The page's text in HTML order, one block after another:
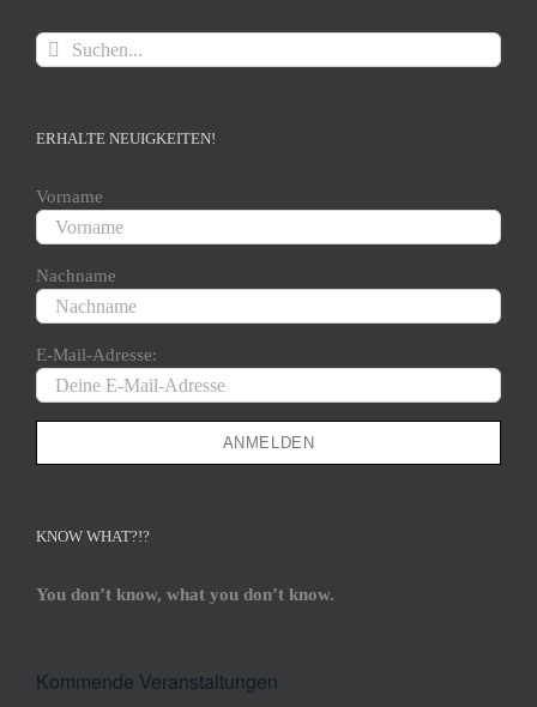
Suche
nach:
ERHALTE NEUIGKEITEN!
Vorname
Nachname
E-Mail-Adresse:
KNOW WHAT?!?
You don’t know, what you don’t know.
Kommende Veranstaltungen